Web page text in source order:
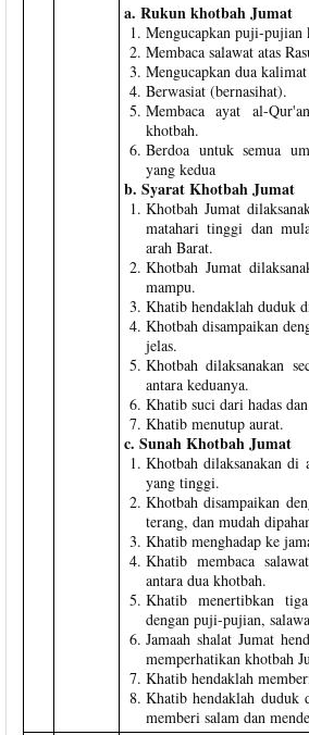
a. Rukun khotbah Jumat
Mengucapkan puji-pujian
Membaca salawat atas
Mengucapkan dua kalimat
Berwasiat (bernasihat).
Membaca ayat al-
khotbah.
Berdoa untuk semua
yang kedua
b. Syarat Khotbah Jumat
Khotbah Jumat
matahari tinggi dan
arah Barat.
Khotbah Jumat
mampu.
Khatib hendaklah duduk
Khotbah disampaikan
jelas.
Khotbah dilaksanakan
antara keduanya.
Khatib suci dari hadas
Khatib menutup aurat.
c. Sunah Khotbah Jumat
Khotbah dilaksanakan di
yang tinggi.
Khotbah disampaikan
terang, dan mudah
Khatib menghadap ke
Khatib membaca
antara dua khotbah.
Khatib menertibkan
dengan puji-pujian,
Jamaah shalat Jumat
memperhatikan khotbah
Khatib hendaklah
Khatib hendaklah duduk
memberi salam dan